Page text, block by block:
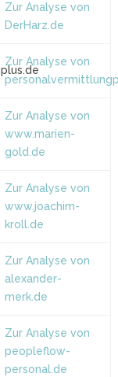
Zur Analyse von
DerHarz.de
Zur Analyse von
Zur Analyse von
www.marien-
gold.de
Zur Analyse von
www.joachim-
kroll.de
Zur Analyse von
alexander-
merk.de
Zur Analyse von
peopleflow-
personal.de